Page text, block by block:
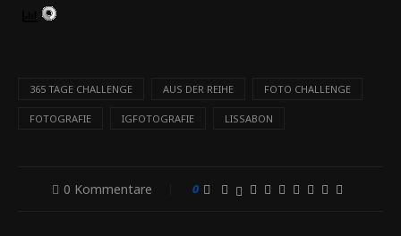
365 TAGE CHALLENGE AUS DER REIHE FOTO CHALLENGE
FOTOGRAFIE IGFOTOGRAFIE LISSABON
0 Kommentare 0